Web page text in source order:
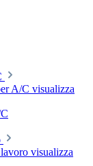
A/C visualizza
visualizza